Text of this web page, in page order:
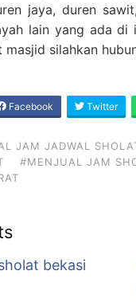
jaya, duren
lain yang ada di
silahkan
Facebook Twitter
JAM JADWAL
#MENJUAL JAM
bekasi